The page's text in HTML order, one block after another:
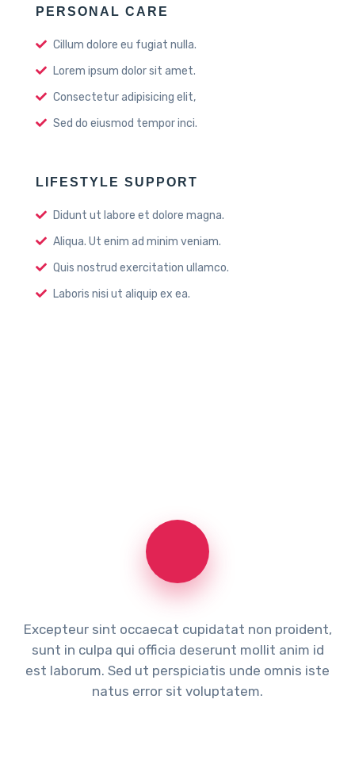
PERSONAL CARE
Cillum dolore eu fugiat nulla.
Lorem ipsum dolor sit amet.
Consectetur adipisicing elit,
Sed do eiusmod tempor inci.
LIFESTYLE SUPPORT
Didunt ut labore et dolore magna.
Aliqua. Ut enim ad minim veniam.
Quis nostrud exercitation ullamco.
Laboris nisi ut aliquip ex ea.
Excepteur sint occaecat cupidatat non proident,
sunt in culpa qui officia deserunt mollit anim id
est laborum. Sed ut perspiciatis unde omnis iste
natus error sit voluptatem.